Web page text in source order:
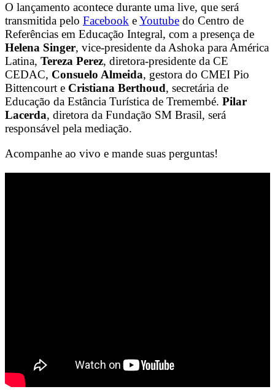
O lançamento acontece durante uma live, que será
transmitida pelo Facebook eYoutube do Centro de
Referências em Educação Integral, com a presença de
Helena Singer, vice-presidente da Ashoka para América
Latina, Tereza Perez, diretora-presidente da CE
CEDAC, Consuelo Almeida, gestora do CMEI Pio
Bittencourt e Cristiana Berthoud, secretária de
Educação da Estância Turística de Tremembé. Pilar
Lacerda, diretora da Fundação SM Brasil, será
responsável pela mediação.
Acompanhe ao vivo e mande suas perguntas!